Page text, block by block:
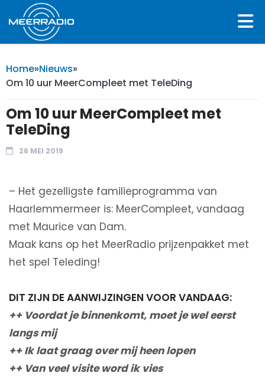
Home»Nieuws»
Om 10 uur MeerCompleet met TeleDing
Om 10 uur MeerCompleet met
TeleDing
26 MEI 2019
– Het gezelligste familieprogramma van
Haarlemmermeer is: MeerCompleet, vandaag
met Maurice van Dam.
Maak kans op het MeerRadio prijzenpakket met
het spel Teleding!
DIT ZIJN DE AANWIJZINGEN VOOR VANDAAG:
++ Voordat je binnenkomt, moet je wel eerst
langs mij
++ Ik laat graag over mij heen lopen
++ Van veel visite word ik vies